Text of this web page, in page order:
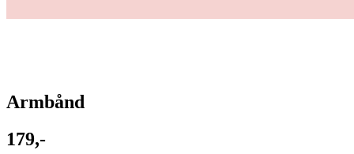
Armbånd
179,-